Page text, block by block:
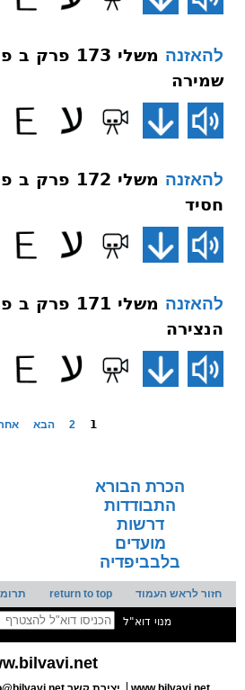
להאזנה
משלי 173
שמירה
להאזנה
משלי 172
חסיד
להאזנה
משלי 171
הנצירה
1
2 הבא
הכרת הבורא
התבודדות
דרשות
מועדים
בלבביפדיה
חזור לראש העמוד return to top
מנוי דוא"ל